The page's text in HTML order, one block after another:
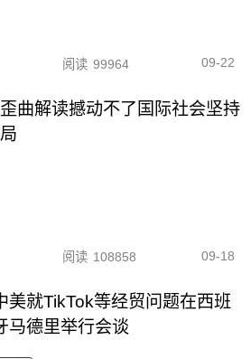
阅读 99964 09-22
曲解读撼动不了国际社会坚持
阅读 108858 09-18
美就TikTok等经贸问题在西班
马德里举行会谈